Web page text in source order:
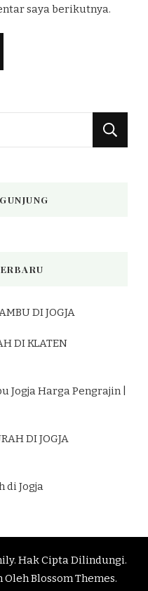
saya berikutnya.
DI JOGJA
DI KLATEN
Jogja Harga Pengrajin |
DI JOGJA
di Jogja
. Hak Cipta Dilindungi.
OlehBlossom Themes.